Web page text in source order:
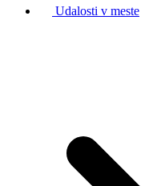
Udalosti v meste